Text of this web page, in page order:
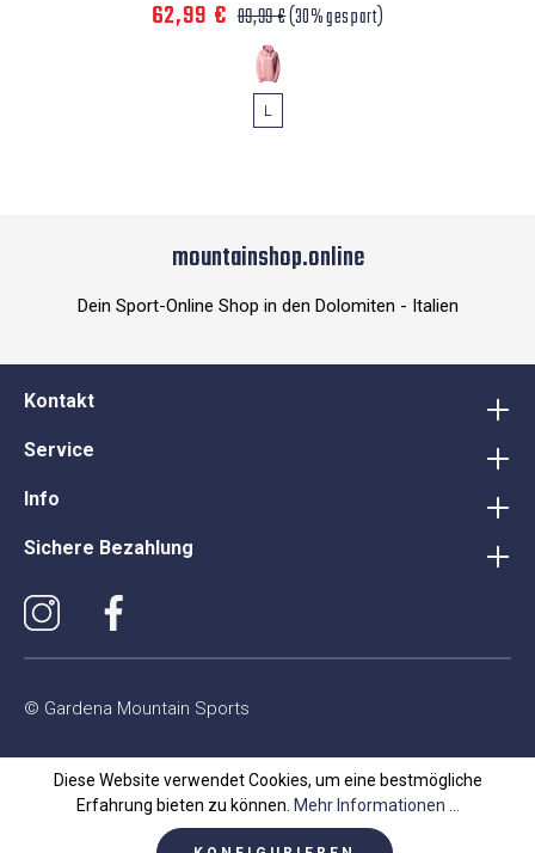
62,99 € 89,99 €(30% gespart)
L
mountainshop.online
Dein Sport-Online Shop in den Dolomiten - Italien
Kontakt
Service
Info
Sichere Bezahlung
© Gardena Mountain Sports
Diese Website verwendet Cookies, um eine bestmögliche
Erfahrung bieten zu können. Mehr Informationen ...